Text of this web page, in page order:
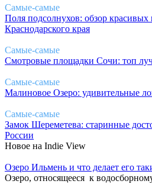
Самые-самые
Поля подсолнухов: обзор
Краснодарского края
Самые-самые
Смотровые площадки Сочи: топ
Самые-самые
Малиновое Озеро: удивительные
Самые-самые
Замок Шереметева: старинные
России
Новое на Indie View
Озеро Ильмень и что делает его
Озеро, относящееся к